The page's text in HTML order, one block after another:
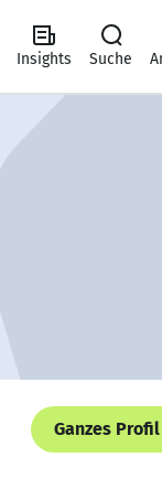
Insights Suche
Ganzes